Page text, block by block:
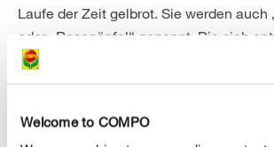
Welcome to COMPO
Laufe der Zeit gelbrot. Sie werden auch
oder „Rosenäpfel“ genannt. Die sich
Larven fressen das ganze Jahr über in
aus, bleiben aber am Rosenstrauch